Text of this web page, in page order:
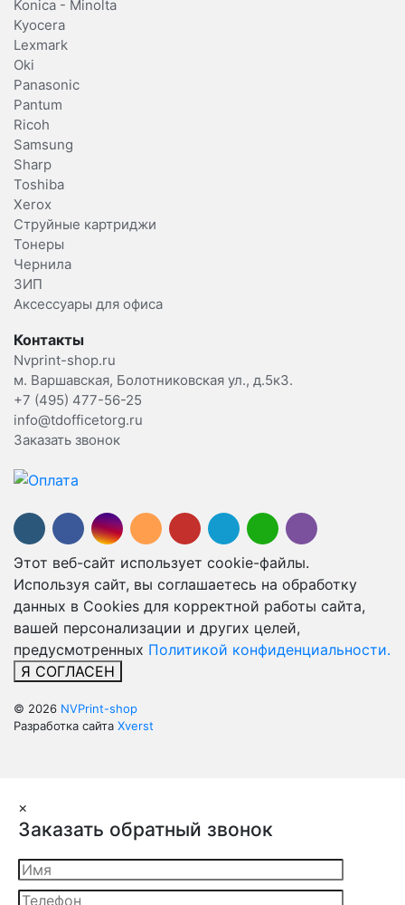
Konica - Minolta
Kyocera
Lexmark
Oki
Panasonic
Pantum
Ricoh
Samsung
Sharp
Toshiba
Xerox
Струйные картриджи
Тонеры
Чернила
ЗИП
Аксессуары для офиса
Контакты
Nvprint-shop.ru
м. Варшавская, Болотниковская ул., д.5к3.
+7 (495) 477-56-25
info@tdofficetorg.ru
Заказать звонок
Этот веб-сайт использует cookie-файлы.
Используя сайт, вы соглашаетесь на обработку
данных в Cookies для корректной работы сайта,
вашей персонализации и других целей,
предусмотренных Политикой конфиденциальности.
Я СОГЛАСЕН
© 2026 NVPrint-shop
Разработка сайта Xverst
×
Заказать обратный звонок